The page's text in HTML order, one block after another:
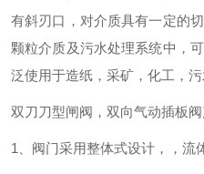
有斜刃口，对介质具有一定的
颗粒介质及污水处理系统中，
泛使用于造纸，采矿，化工，
双刀刀型闸阀，双向气动插板
1 、阀门采用整体式设计，，流